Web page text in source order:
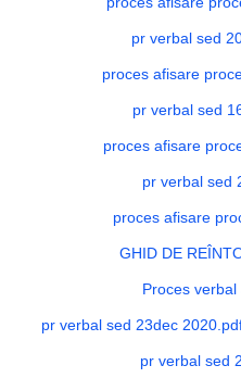
pr verbal sed
proces afisare
pr verbal sed
proces afisare
pr verbal sed
proces afisare
GHID DE
Proces
pr verbal sed 23dec
pr verbal sed